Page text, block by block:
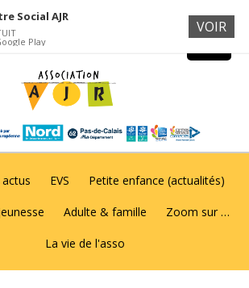
EVS Petite enfance (actualités)
Adulte & famille Zoom sur …
La vie de l'asso
Social AJR
Play
VOIR